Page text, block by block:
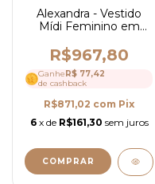
Alexandra - Vestido
Mídi Feminino em
Caimento Leve - Ref
4249
R$967,80
GanheR$ 77,42
de cashback
R$871,02 com Pix
6 x de R$161,30 sem juros
COMPRAR